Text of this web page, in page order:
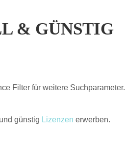
& GÜNSTIG
Filter für weitere Suchparameter.
günstig Lizenzen erwerben.